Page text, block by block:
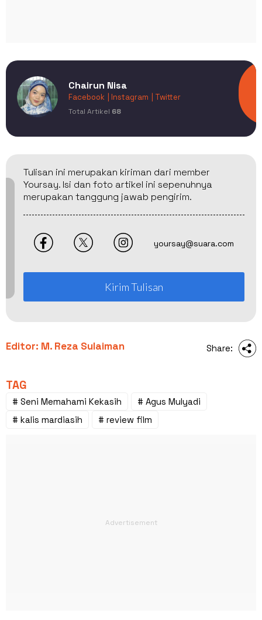
Chairun Nisa
Facebook | Instagram | Twitter
Total Artikel 68
Tulisan ini merupakan kiriman dari member
Yoursay. Isi dan foto artikel ini sepenuhnya
merupakan tanggung jawab pengirim.
yoursay@suara.com
Kirim Tulisan
Editor: M. Reza Sulaiman Share:
TAG
# Seni Memahami Kekasih
# Agus Mulyadi
# kalis mardiasih
# review film